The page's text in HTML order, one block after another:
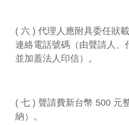
( 六 ) 代理人應附具委任狀
連絡電話號碼（由聲請人、
並加蓋法人印信）。
( 七 ) 聲請費新台幣 500 元
納）。